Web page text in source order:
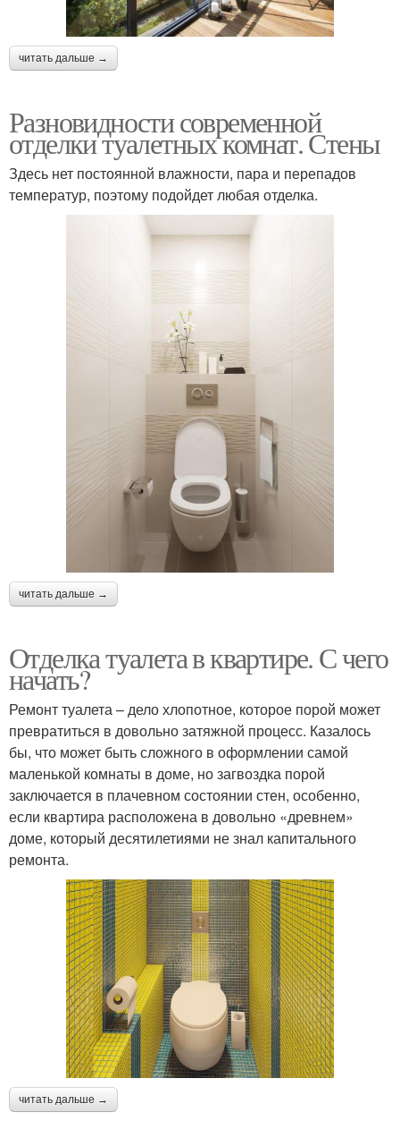
читать дальше →
Разновидности современной
отделки туалетных комнат. Стены
Здесь нет постоянной влажности, пара и перепадов
температур, поэтому подойдет любая отделка.
читать дальше →
Отделка туалета в квартире. С чего
начать?
Ремонт туалета – дело хлопотное, которое порой может
превратиться в довольно затяжной процесс. Казалось
бы, что может быть сложного в оформлении самой
маленькой комнаты в доме, но загвоздка порой
заключается в плачевном состоянии стен, особенно,
если квартира расположена в довольно «древнем»
доме, который десятилетиями не знал капитального
ремонта.
читать дальше →